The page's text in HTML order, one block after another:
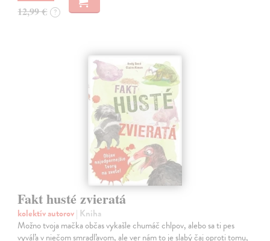
12,99 € ?
Fakt husté zvieratá
kolektív autorov| Kniha
Možno tvoja mačka občas vykašle chumáč chlpov, alebo sa ti pes
vyváľa v niečom smradľavom, ale ver nám to je slabý čaj oproti tomu,